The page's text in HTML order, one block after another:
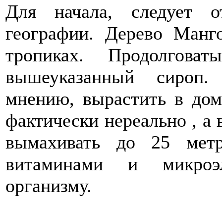
Для начала, следует
географии. Дерево
тропиках.
вышеуказанный сироп.
мнению, вырастить в
фактически нереально , а
вымахивать до 25
витаминами и
организму.